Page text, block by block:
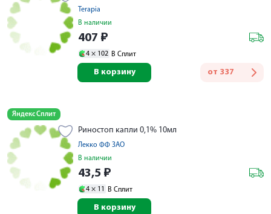
Terapia
В наличии
407 ₽
4 × 102 В Сплит
от 337
В корзину
Яндекс Сплит
Риностоп капли 0,1% 10мл
Лекко ФФ ЗАО
В наличии
43,5 ₽
4 × 11 В Сплит
В корзину